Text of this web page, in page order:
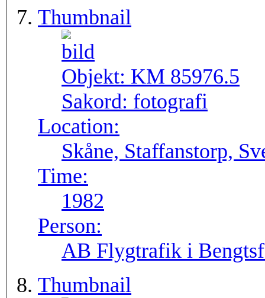
Thumbnail
Objekt: KM 85976.5
Sakord: fotografi
Location:
Skåne, Staffanstorp,
Time:
1982
Person:
AB Flygtrafik i
Thumbnail